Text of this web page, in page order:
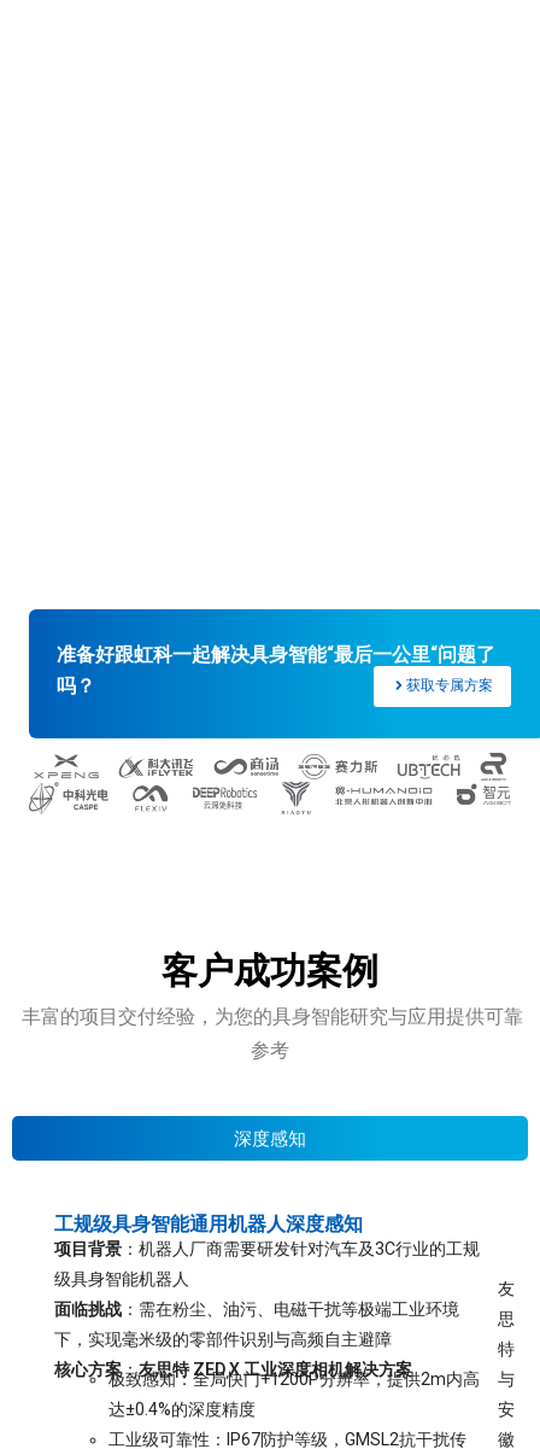
准备好跟虹科一起解决具身智能“最后一公里“问题了
吗？
获取专属方案
客户成功案例
丰富的项目交付经验，为您的具身智能研究与应用提供可靠
参考
深度感知
工规级具身智能通用机器人深度感知
项目背景 ：机器人厂商需要研发针对汽车及3C行业的工规
级具身智能机器人
面临挑战 ：需在粉尘、油污、电磁干扰等极端工业环境
下，实现毫米级的零部件识别与高频自主避障
核心方案：友思特 ZED X 工业深度相机解决方案
极致感知：全局快门+1200P分辨率，提供2m内高
达±0.4%的深度精度
工业级可靠性：IP67防护等级，GMSL2抗干扰传
友
思
特
与
安
徽